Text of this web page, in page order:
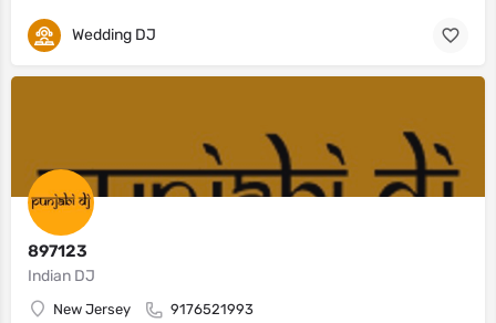
Wedding DJ
897123
Indian DJ
New Jersey 9176521993